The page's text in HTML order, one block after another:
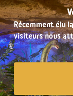
Récemment élu
visiteurs nous